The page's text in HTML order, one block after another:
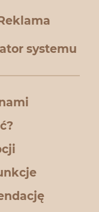
systemu